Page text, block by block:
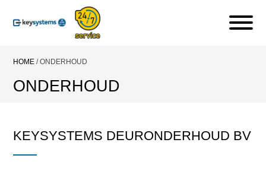
HOME / ONDERHOUD
ONDERHOUD
KEYSYSTEMS DEURONDERHOUD BV